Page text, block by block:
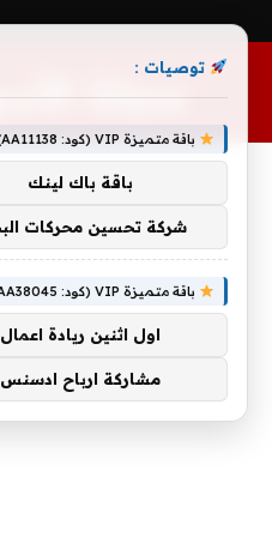
مجلة
توصيات :
باقة متميزة VIP (كود: AA11138):
باقة باك لينك
شركة تحسين محركات
باقة متميزة VIP (كود: AA38045):
اول اثنين ريادة اعمال
مشاركة ارباح ادسنس